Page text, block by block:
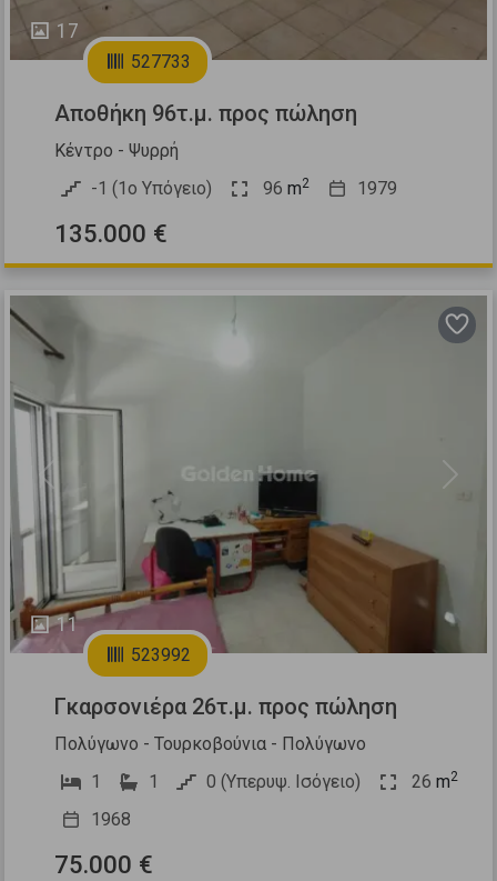
17
527733
Αποθήκη 96τ.μ. προς πώληση
Κέντρο - Ψυρρή
-1 (1ο Υπόγειο)
96 m2 1979
135.000 €
11
Previous Next
523992
Γκαρσονιέρα 26τ.μ. προς πώληση
Πολύγωνο - Τουρκοβούνια - Πολύγωνο
1
1 0 (Υπερυψ. Ισόγειο) 26 m2
1968
75.000 €